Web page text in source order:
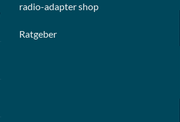
radio-adapter shop
Ratgeber